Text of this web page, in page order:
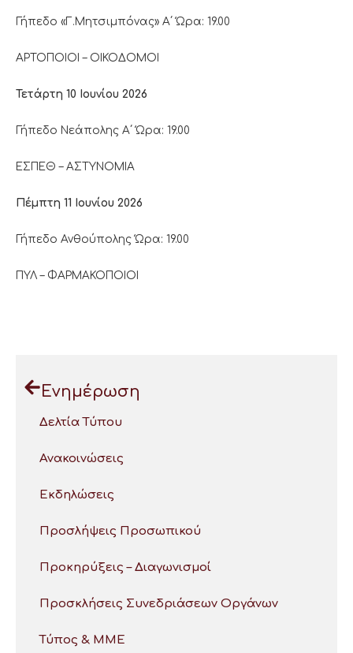
Γήπεδο «Γ.Μητσιμπόνας» Α΄ Ώρα: 19.00
ΑΡΤΟΠΟΙΟΙ – ΟΙΚΟΔΟΜΟΙ
Τετάρτη 10 Ιουνίου 2026
Γήπεδο Νεάπολης Α΄ Ώρα: 19.00
ΕΣΠΕΘ – ΑΣΤΥΝΟΜΙΑ
Πέμπτη 11 Ιουνίου 2026
Γήπεδο Ανθούπολης Ώρα: 19.00
ΠΥΛ – ΦΑΡΜΑΚΟΠΟΙΟΙ
Ενημέρωση
Δελτία Τύπου
Ανακοινώσεις
Εκδηλώσεις
Προσλήψεις Προσωπικού
Προκηρύξεις – Διαγωνισμοί
Προσκλήσεις Συνεδριάσεων Οργάνων
Τύπος & ΜΜΕ